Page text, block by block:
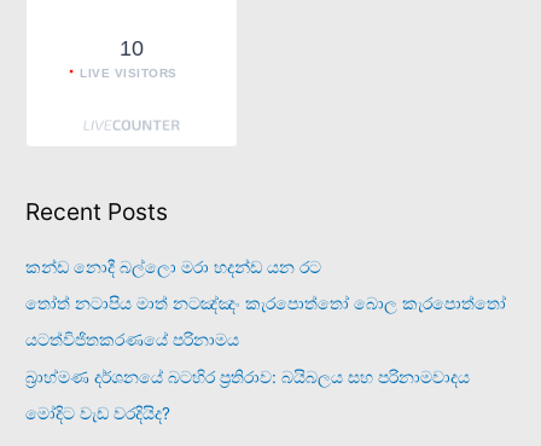
10
LIVE VISITORS
Recent Posts
කන්ඩ නොදී බල්ලො මරා හදන්ඩ යන රට
තෝත් නටාපිය මාත් නටඤ්ඤං කැරපොත්තෝ බොල කැරපොත්තෝ
යටත්විජිතකරණයේ පරිනාමය
බ්‍රාහ්මණ දර්ශනයේ බටහිර ප්‍රතිරාව: බයිබලය සහ පරිනාමවාදය
මෝදිට වැඩ වරදියිද?